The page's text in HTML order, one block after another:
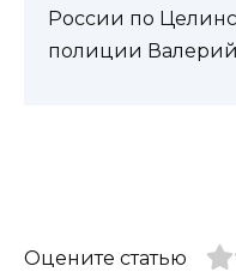
России по
полиции
Оцените статью